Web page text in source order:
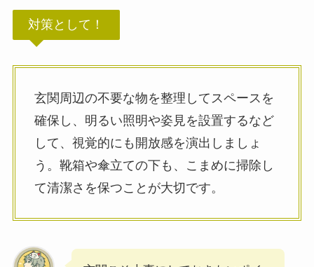
対策として！
玄関周辺の不要な物を整理してスペースを
確保し、明るい照明や姿見を設置するなど
して、視覚的にも開放感を演出しましょ
う。靴箱や傘立ての下も、こまめに掃除し
て清潔さを保つことが大切です。